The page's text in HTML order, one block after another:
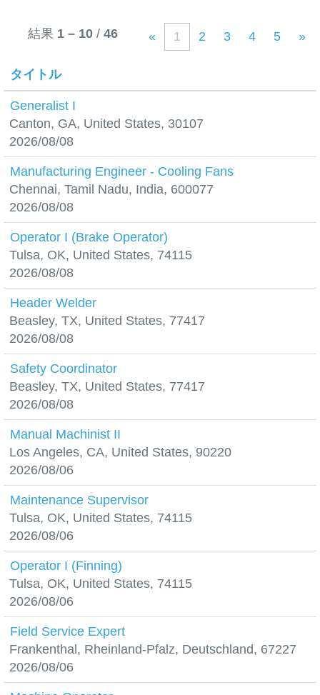
結果 1 – 10 / 46 « 1 2 3 4 5 »
タイトル
Generalist I
Canton, GA, United States, 30107
2026/08/08
Manufacturing Engineer - Cooling Fans
Chennai, Tamil Nadu, India, 600077
2026/08/08
Operator I (Brake Operator)
Tulsa, OK, United States, 74115
2026/08/08
Header Welder
Beasley, TX, United States, 77417
2026/08/08
Safety Coordinator
Beasley, TX, United States, 77417
2026/08/08
Manual Machinist II
Los Angeles, CA, United States, 90220
2026/08/06
Maintenance Supervisor
Tulsa, OK, United States, 74115
2026/08/06
Operator I (Finning)
Tulsa, OK, United States, 74115
2026/08/06
Field Service Expert
Frankenthal, Rheinland-Pfalz, Deutschland, 67227
2026/08/06